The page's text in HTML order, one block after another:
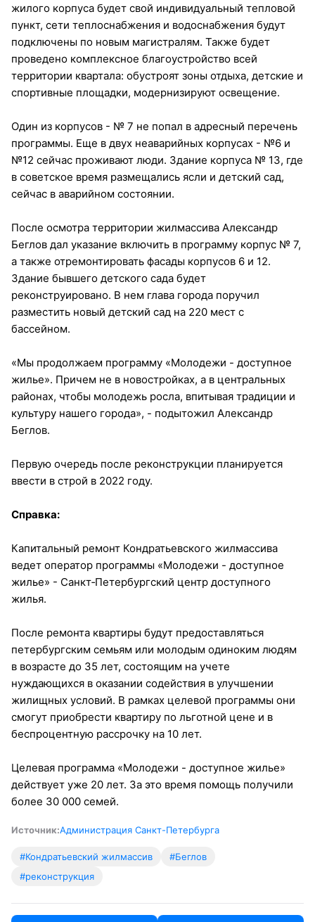
жилого корпуса будет свой индивидуальный тепловой
пункт, сети теплоснабжения и водоснабжения будут
подключены по новым магистралям. Также будет
проведено комплексное благоустройство всей
территории квартала: обустроят зоны отдыха, детские и
спортивные площадки, модернизируют освещение.
Один из корпусов - № 7 не попал в адресный перечень
программы. Еще в двух неаварийных корпусах - №6 и
№12 сейчас проживают люди. Здание корпуса № 13, где
в советское время размещались ясли и детский сад,
сейчас в аварийном состоянии.
После осмотра территории жилмассива Александр
Беглов дал указание включить в программу корпус № 7,
а также отремонтировать фасады корпусов 6 и 12.
Здание бывшего детского сада будет
реконструировано. В нем глава города поручил
разместить новый детский сад на 220 мест с
бассейном.
«Мы продолжаем программу «Молодежи - доступное
жилье». Причем не в новостройках, а в центральных
районах, чтобы молодежь росла, впитывая традиции и
культуру нашего города», - подытожил Александр
Беглов.
Первую очередь после реконструкции планируется
ввести в строй в 2022 году.
Справка:
Капитальный ремонт Кондратьевского жилмассива
ведет оператор программы «Молодежи - доступное
жилье» - Санкт‑Петербургский центр доступного
жилья.
После ремонта квартиры будут предоставляться
петербургским семьям или молодым одиноким людям
в возрасте до 35 лет, состоящим на учете
нуждающихся в оказании содействия в улучшении
жилищных условий. В рамках целевой программы они
смогут приобрести квартиру по льготной цене и в
беспроцентную рассрочку на 10 лет.
Целевая программа «Молодежи - доступное жилье»
действует уже 20 лет. За это время помощь получили
более 30 000 семей.
Источник:Администрация Санкт-Петербурга
#Кондратьевский жилмассив
#Беглов
#реконструкция